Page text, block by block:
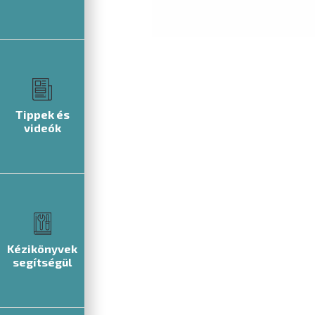
Tippek és
videók
Kézikönyvek
segítségül